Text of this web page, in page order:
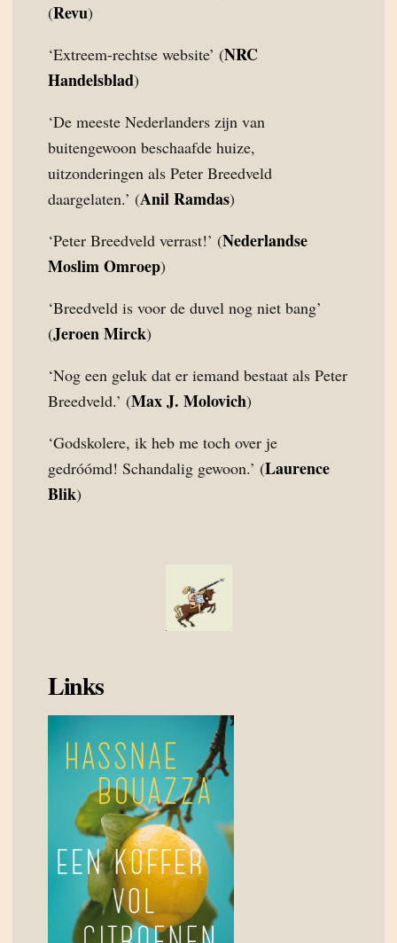
(Revu)
‘Extreem-rechtse website’ (NRC
Handelsblad)
‘De meeste Nederlanders zijn van
buitengewoon beschaafde huize,
uitzonderingen als Peter Breedveld
daargelaten.’ (Anil Ramdas)
‘Peter Breedveld verrast!’ (Nederlandse
Moslim Omroep)
‘Breedveld is voor de duvel nog niet bang’
(Jeroen Mirck)
‘Nog een geluk dat er iemand bestaat als Peter
Breedveld.’ (Max J. Molovich)
‘Godskolere, ik heb me toch over je
gedróómd! Schandalig gewoon.’ (Laurence
Blik)
Links